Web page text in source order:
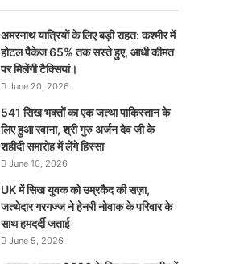
अमरनाथ यात्रियों के लिए बड़ी राहत: कश्मीर में
होटल पैकेज 65% तक सस्ते हुए, आधी कीमत
पर मिलेंगी टैक्सियां।
June 20, 2026
541 सिख भक्तों का एक जत्था पाकिस्तान के
लिए हुआ रवाना, श्री गुरु अर्जन देव जी के
शहीदी समारोह में लेंगे हिस्सा
June 10, 2026
UK में सिख युवक को उम्रकैद की सज़ा,
जत्थेदार गरगज्ज ने हेनरी नोवाक के परिवार के
साथ हमदर्दी जताई
June 5, 2026